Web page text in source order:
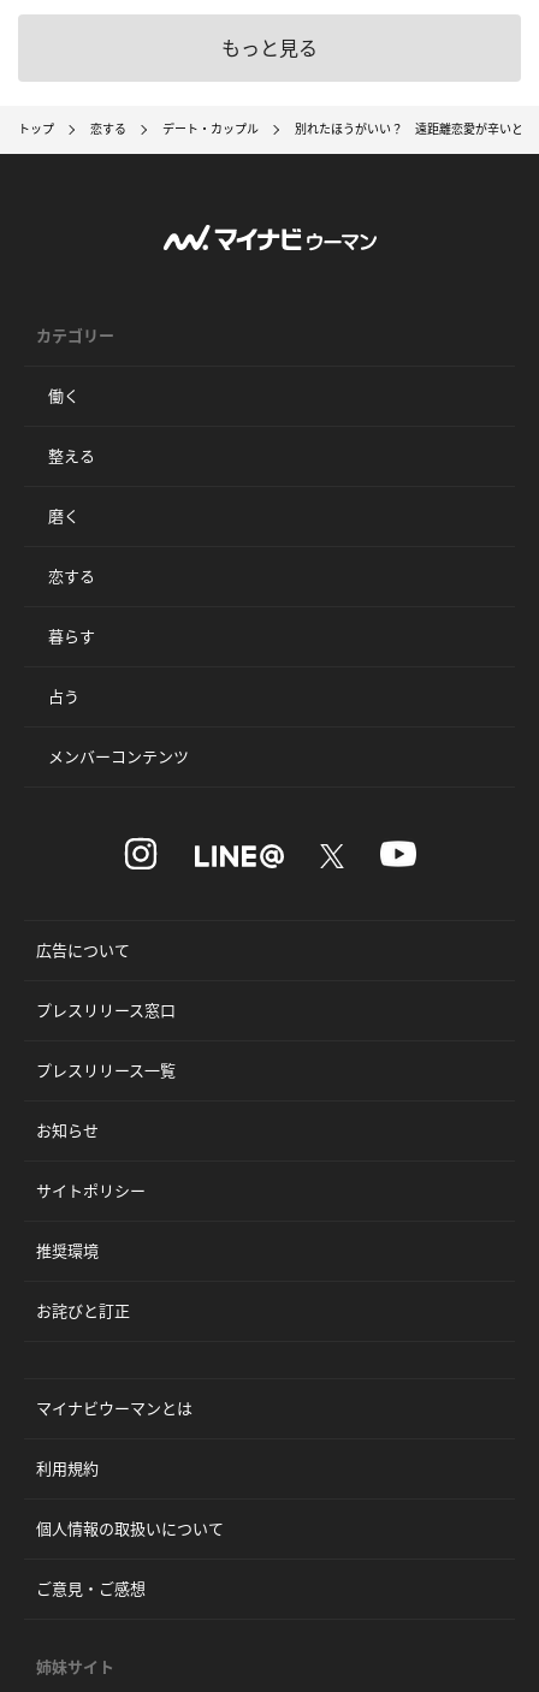
もっと見る
トップ 恋する デート・カップル 別れたほうがいい？ 遠距離恋愛が辛いとき
カテゴリー
働く
整える
磨く
恋する
暮らす
占う
メンバーコンテンツ
広告について
プレスリリース窓口
プレスリリース一覧
お知らせ
サイトポリシー
推奨環境
お詫びと訂正
マイナビウーマンとは
利用規約
個人情報の取扱いについて
ご意見・ご感想
姉妹サイト